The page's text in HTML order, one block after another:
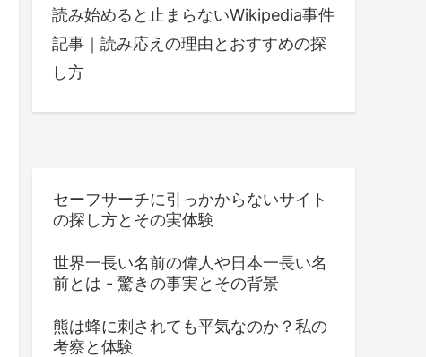
読み始めると止まらないWikipedia事件
記事｜読み応えの理由とおすすめの探
し方
セーフサーチに引っかからないサイト
の探し方とその実体験
世界一長い名前の偉人や日本一長い名
前とは - 驚きの事実とその背景
熊は蜂に刺されても平気なのか？私の
考察と体験